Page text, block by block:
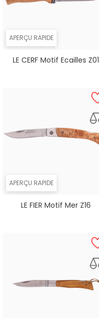
APERÇU RAPIDE
LE CERF Motif Ecailles Z01
APERÇU RAPIDE
LE FIER Motif Mer Z16